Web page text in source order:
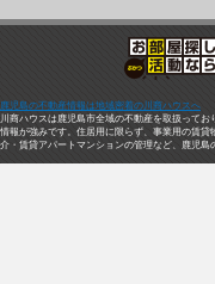
鹿児島の不動産情報は地域密着の川商ハウスへ
川商ハウスは鹿児島市全域の不動産を取扱って
情報が強みです。住居用に限らず、事業用の賃
介・賃貸アパートマンションの管理など、鹿児島